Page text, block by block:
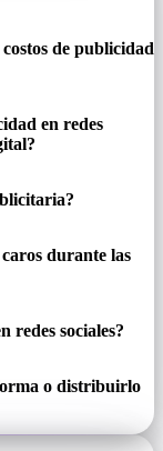
de publicidad
en redes
caros durante las
redes sociales?
o distribuirlo